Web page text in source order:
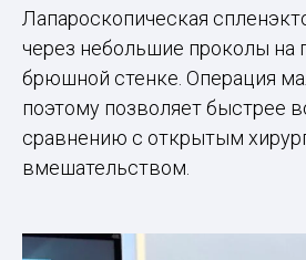
Лапароскопическая
через небольшие проколы на
брюшной стенке. Операция
поэтому позволяет быстрее
сравнению с открытым
вмешательством.